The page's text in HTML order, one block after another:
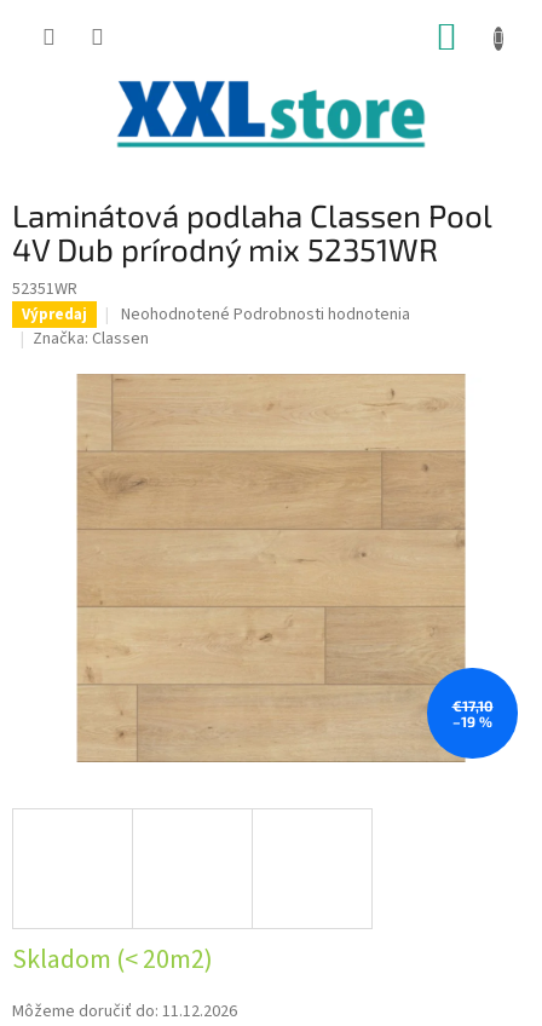
Laminátová podlaha Classen Pool
4V Dub prírodný mix 52351WR
52351WR
Výpredaj
Priemerné
hodnotenie
je
0,0
hviezdičiek.
Neohodnotené Podrobnosti hodnotenia
Značka: Classen
€17,10
–19 %
Skladom (< 20m2)
Môžeme doručiť do: 11.12.2026